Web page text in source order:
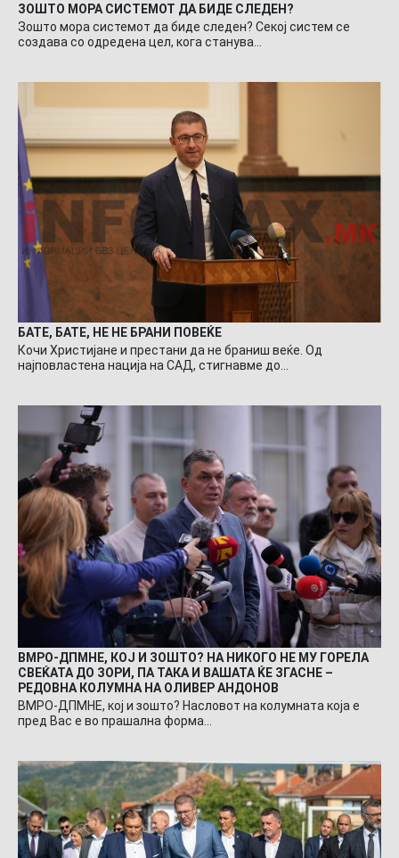
ЗОШТО МОРА СИСТЕМОТ ДА БИДЕ СЛЕДЕН?
Зошто мора системот да биде следен? Секој систем се
создава со одредена цел, кога станува…
БАТЕ, БАТЕ, НЕ НЕ БРАНИ ПОВЕЌЕ
Кочи Христијане и престани да не браниш веќе. Од
најповластена нација на САД, стигнавме до…
ВМРО-ДПМНЕ, КОЈ И ЗОШТО? НА НИКОГО НЕ МУ ГОРЕЛА
СВЕЌАТА ДО ЗОРИ, ПА ТАКА И ВАШАТА ЌЕ ЗГАСНЕ –
РЕДОВНА КОЛУМНА НА ОЛИВЕР АНДОНОВ
ВМРО-ДПМНЕ, кој и зошто? Насловот на колумната која е
пред Вас е во прашална форма…